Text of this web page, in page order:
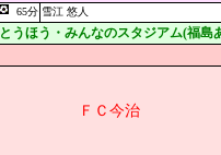
65分 雪江 悠人
とうほう・みんなのスタジアム(福島
ＦＣ今治